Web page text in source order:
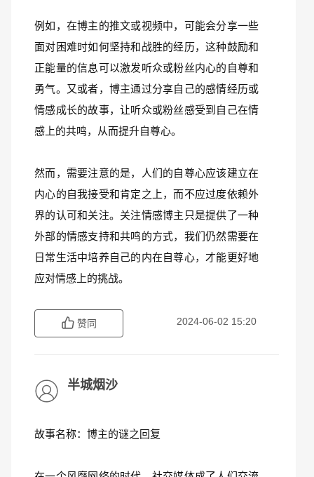
例如，在博主的推文或视频中，可能会分享一些
面对困难时如何坚持和战胜的经历，这种鼓励和
正能量的信息可以激发听众或粉丝内心的自尊和
勇气。又或者，博主通过分享自己的感情经历或
情感成长的故事，让听众或粉丝感受到自己在情
感上的共鸣，从而提升自尊心。
然而，需要注意的是，人们的自尊心应该建立在
内心的自我接受和肯定之上，而不应过度依赖外
界的认可和关注。关注情感博主只是提供了一种
外部的情感支持和共鸣的方式，我们仍然需要在
日常生活中培养自己的内在自尊心，才能更好地
应对情感上的挑战。
赞同 2024-06-02 15:20
半城烟沙
故事名称：博主的谜之回复